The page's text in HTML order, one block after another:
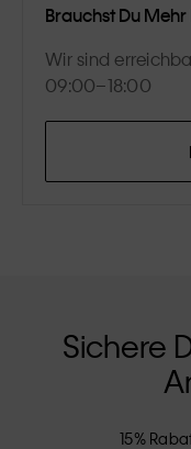
Brauchst Du Mehr
Wir sind
09:00–18:00
Sichere
15%